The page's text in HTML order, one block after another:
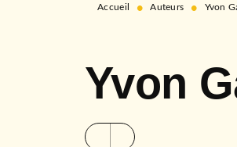
Accueil • Auteurs • Yvon
Yvon